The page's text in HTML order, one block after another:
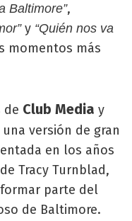
Baltimore”,
y “Quién nos va
momentos más
de Club Media y
versión de gran
en los años
Tracy Turnblad,
parte del
de Baltimore.